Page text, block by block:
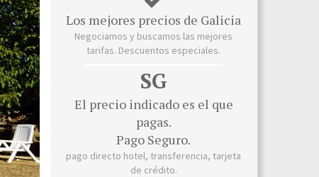
Los mejores precios de Galicia
Negociamos y buscamos las mejores
tarifas. Descuentos especiales.
SG
El precio indicado es el que
pagas.
Pago Seguro.
pago directo hotel, transferencia, tarjeta
de crédito.